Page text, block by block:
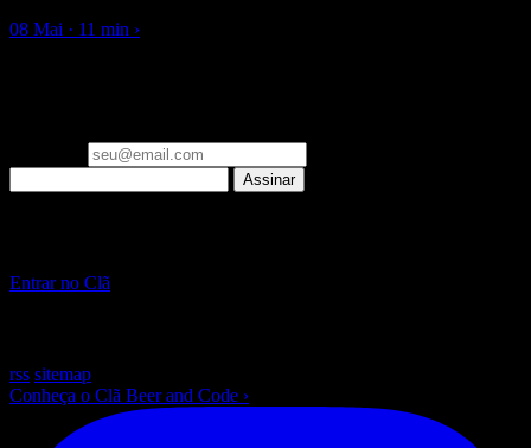
08 Mai · 11 min ›
Assinar
Entrar no Clã
rss sitemap
Conheça o Clã Beer and Code ›